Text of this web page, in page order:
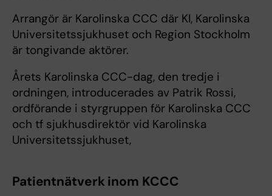
Arrangör är Karolinska CCC där KI, Karolinska
Universitetssjukhuset och Region Stockholm
är tongivande aktörer.
Årets Karolinska CCC-dag, den tredje i
ordningen, introducerades av Patrik Rossi,
ordförande i styrgruppen för Karolinska CCC
och tf sjukhusdirektör vid Karolinska
Universitetssjukhuset,
Patientnätverk inom KCCC